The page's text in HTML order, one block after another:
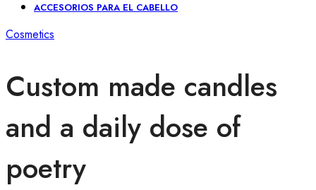
ACCESORIOS PARA EL CABELLO
Cosmetics
Custom made candles
and a daily dose of
poetry